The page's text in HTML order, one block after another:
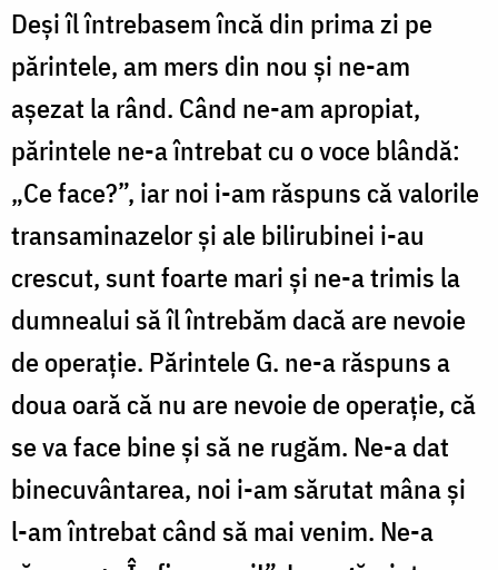
Deşi îl întrebasem încă din prima zi pe
părintele, am mers din nou şi ne-am
aşezat la rând. Când ne-am apropiat,
părintele ne-a întrebat cu o voce blândă:
„Ce face?”, iar noi i-am răspuns căvalorile
transaminazelor și ale bilirubinei i-au
crescut, sunt foarte mari și ne-a trimis la
dumnealui să îl întrebăm dacă are nevoie
de operație. Părintele G. ne-a răspuns a
doua oară că nu are nevoie de operație, că
se va face bine și să ne rugăm. Ne-a dat
binecuvântarea, noi i-am sărutat mâna și
l-am întrebat când să mai venim. Ne-a